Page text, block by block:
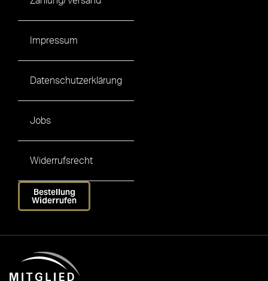
Impressum
Datenschutzerklärung
Jobs
Widerrufsrecht
Bestellung
Widerrufen